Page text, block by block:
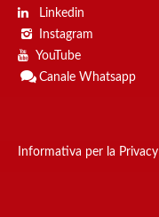
Linkedin
Instagram
YouTube
Canale Whatsapp
Informativa per la Privacy